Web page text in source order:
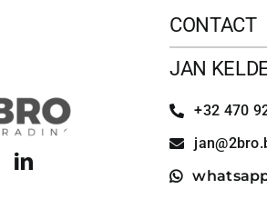
CONTACT
JAN
+32 470